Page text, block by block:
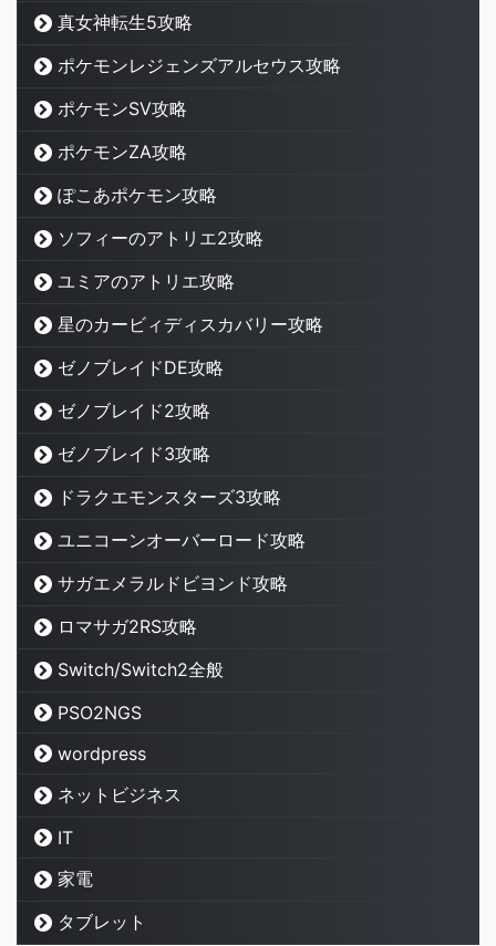
真女神転生5攻略
ポケモンレジェンズアルセウス攻略
ポケモンSV攻略
ポケモンZA攻略
ぽこあポケモン攻略
ソフィーのアトリエ2攻略
ユミアのアトリエ攻略
星のカービィディスカバリー攻略
ゼノブレイドDE攻略
ゼノブレイド2攻略
ゼノブレイド3攻略
ドラクエモンスターズ3攻略
ユニコーンオーバーロード攻略
サガエメラルドビヨンド攻略
ロマサガ2RS攻略
Switch/Switch2全般
PSO2NGS
wordpress
ネットビジネス
IT
家電
タブレット